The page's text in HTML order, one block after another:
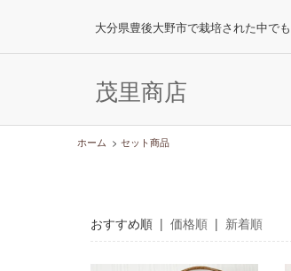
大分県豊後大野市で栽培された中で
茂里商店
ホーム > セット商品
おすすめ順 | 価格順 | 新着順